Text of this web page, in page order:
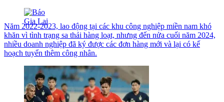
Năm 2022-2023, lao động tại các khu công nghiệp miền nam khó
khăn vì tình trạng sa thải hàng loạt, nhưng đến nửa cuối năm 2024,
nhiều doanh nghiệp đã ký được các đơn hàng mới và lại có kế
hoạch tuyển thêm công nhân.